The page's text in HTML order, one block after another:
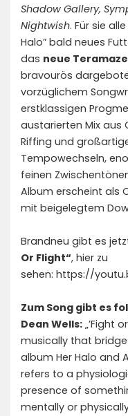
Shadow Gallery,
Nightwish. Für sie
Halo” bald neues
das neue
bravourös
vorzüglichem
erstklassigen
austarierten Mix aus
Riffing und
Tempowechseln,
feinen
Album erscheint als
mit beigelegtem
Brandneu gibt es
Or Flight“, hier zu
sehen: https://
Zum Song gibt es
Dean Wells: „’Fight
musically that
album Her Halo and
refers to a
presence of
mentally or